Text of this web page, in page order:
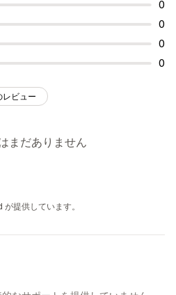
0
0
0
0
レビュー
まだありません
提供しています。